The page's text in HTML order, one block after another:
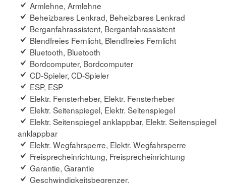
Armlehne, Armlehne
Beheizbares Lenkrad, Beheizbares Lenkrad
Berganfahrassistent, Berganfahrassistent
Blendfreies Fernlicht, Blendfreies Fernlicht
Bluetooth, Bluetooth
Bordcomputer, Bordcomputer
CD-Spieler, CD-Spieler
ESP, ESP
Elektr. Fensterheber, Elektr. Fensterheber
Elektr. Seitenspiegel, Elektr. Seitenspiegel
Elektr. Seitenspiegel anklappbar, Elektr. Seitenspiegel
anklappbar
Elektr. Wegfahrsperre, Elektr. Wegfahrsperre
Freisprecheinrichtung, Freisprecheinrichtung
Garantie, Garantie
Geschwindigkeitsbegrenzer,